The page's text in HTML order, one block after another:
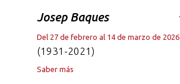
Josep Baques
Del 27 de febrero al 14 de marzo de 2026
(1931-2021)
Saber más